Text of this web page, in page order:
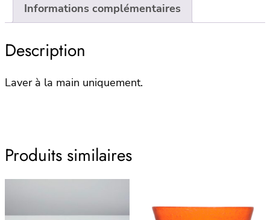
Informations complémentaires
Description
Laver à la main uniquement.
Produits similaires